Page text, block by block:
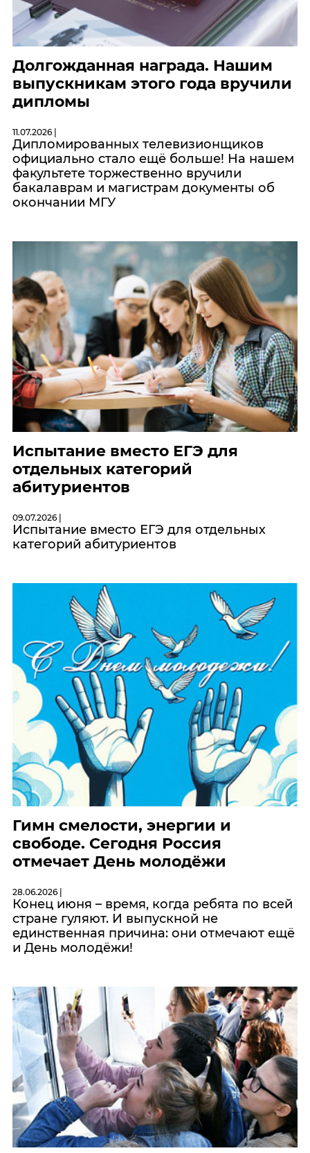
Долгожданная награда. Нашим
выпускникам этого года вручили
дипломы
11.07.2026 |
Дипломированных телевизионщиков
официально стало ещё больше! На нашем
факультете торжественно вручили
бакалаврам и магистрам документы об
окончании МГУ
Испытание вместо ЕГЭ для
отдельных категорий
абитуриентов
09.07.2026 |
Испытание вместо ЕГЭ для отдельных
категорий абитуриентов
Гимн смелости, энергии и
свободе. Сегодня Россия
отмечает День молодёжи
28.06.2026 |
Конец июня – время, когда ребята по всей
стране гуляют. И выпускной не
единственная причина: они отмечают ещё
и День молодёжи!